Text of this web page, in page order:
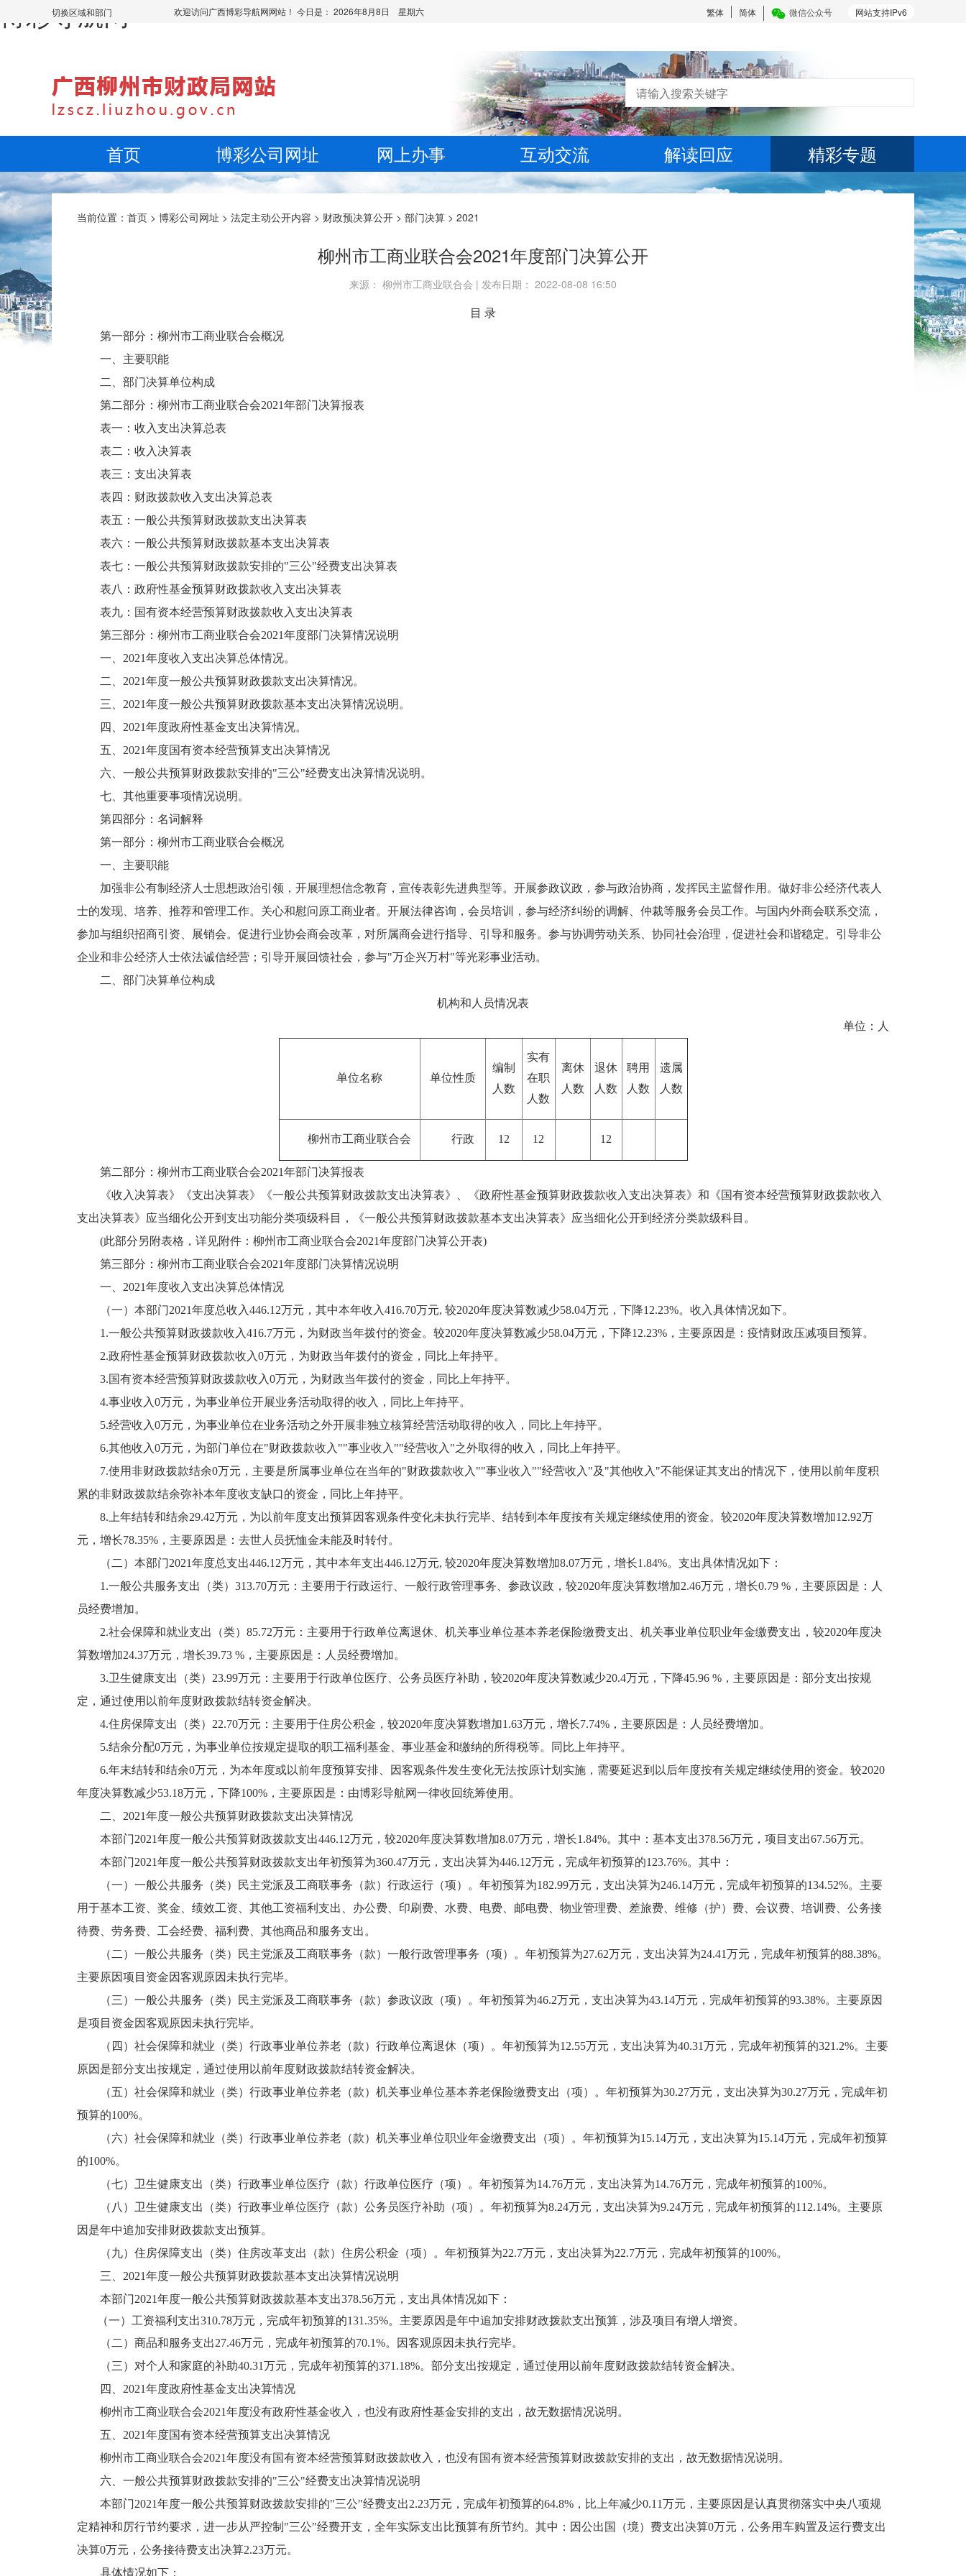
博彩导航网
切换区域和部门 网站支持IPv6
繁体 简体 微信公众号
欢迎访问广西博彩导航网网站！ 今日是： 2026年8月8日 星期六
首页 博彩公司网址 网上办事 互动交流 解读回应 精彩专题
当前位置： 首页 > 博彩公司网址 > 法定主动公开内容 > 财政预决算公开 > 部门决算 > 2021
柳州市工商业联合会2021年度部门决算公开
来源： 柳州市工商业联合会 | 发布日期： 2022-08-08 16:50
目 录
第一部分：柳州市工商业联合会概况
一、主要职能
二、部门决算单位构成
第二部分：柳州市工商业联合会2021年部门决算报表
表一：收入支出决算总表
表二：收入决算表
表三：支出决算表
表四：财政拨款收入支出决算总表
表五：一般公共预算财政拨款支出决算表
表六：一般公共预算财政拨款基本支出决算表
表七：一般公共预算财政拨款安排的"三公"经费支出决算表
表八：政府性基金预算财政拨款收入支出决算表
表九：国有资本经营预算财政拨款收入支出决算表
第三部分：柳州市工商业联合会2021年度部门决算情况说明
一、2021年度收入支出决算总体情况。
二、2021年度一般公共预算财政拨款支出决算情况。
三、2021年度一般公共预算财政拨款基本支出决算情况说明。
四、2021年度政府性基金支出决算情况。
五、2021年度国有资本经营预算支出决算情况
六、一般公共预算财政拨款安排的"三公"经费支出决算情况说明。
七、其他重要事项情况说明。
第四部分：名词解释
第一部分：柳州市工商业联合会概况
一、主要职能
加强非公有制经济人士思想政治引领，开展理想信念教育，宣传表彰先进典型等。开展参政议政，参与政治协商，发挥民主监督作用。做好非公经济代表人
士的发现、培养、推荐和管理工作。关心和慰问原工商业者。开展法律咨询，会员培训，参与经济纠纷的调解、仲裁等服务会员工作。与国内外商会联系交流，
参加与组织招商引资、展销会。促进行业协会商会改革，对所属商会进行指导、引导和服务。参与协调劳动关系、协同社会治理，促进社会和谐稳定。引导非公
企业和非公经济人士依法诚信经营；引导开展回馈社会，参与"万企兴万村"等光彩事业活动。
二、部门决算单位构成
机构和人员情况表
单位：人
单位名称 单位性质
编制
人数
实有
在职
人数
离休
人数
退休
人数
聘用
人数
遗属
人数
柳州市工商业联合会 行政 12 12 12
第二部分：柳州市工商业联合会2021年部门决算报表
《收入决算表》《支出决算表》《一般公共预算财政拨款支出决算表》、《政府性基金预算财政拨款收入支出决算表》和《国有资本经营预算财政拨款收入
支出决算表》应当细化公开到支出功能分类项级科目，《一般公共预算财政拨款基本支出决算表》应当细化公开到经济分类款级科目。
(此部分另附表格，详见附件：柳州市工商业联合会2021年度部门决算公开表)
第三部分：柳州市工商业联合会2021年度部门决算情况说明
一、2021年度收入支出决算总体情况
（一）本部门2021年度总收入446.12万元，其中本年收入416.70万元, 较2020年度决算数减少58.04万元，下降12.23%。收入具体情况如下。
1.一般公共预算财政拨款收入416.7万元，为财政当年拨付的资金。较2020年度决算数减少58.04万元，下降12.23%，主要原因是：疫情财政压减项目预算。
2.政府性基金预算财政拨款收入0万元，为财政当年拨付的资金，同比上年持平。
3.国有资本经营预算财政拨款收入0万元，为财政当年拨付的资金，同比上年持平。
4.事业收入0万元，为事业单位开展业务活动取得的收入，同比上年持平。
5.经营收入0万元，为事业单位在业务活动之外开展非独立核算经营活动取得的收入，同比上年持平。
6.其他收入0万元，为部门单位在"财政拨款收入""事业收入""经营收入"之外取得的收入，同比上年持平。
7.使用非财政拨款结余0万元，主要是所属事业单位在当年的"财政拨款收入""事业收入""经营收入"及"其他收入"不能保证其支出的情况下，使用以前年度积
累的非财政拨款结余弥补本年度收支缺口的资金，同比上年持平。
8.上年结转和结余29.42万元，为以前年度支出预算因客观条件变化未执行完毕、结转到本年度按有关规定继续使用的资金。较2020年度决算数增加12.92万
元，增长78.35%，主要原因是：去世人员抚恤金未能及时转付。
（二）本部门2021年度总支出446.12万元，其中本年支出446.12万元, 较2020年度决算数增加8.07万元，增长1.84%。支出具体情况如下：
1.一般公共服务支出（类）313.70万元：主要用于行政运行、一般行政管理事务、参政议政，较2020年度决算数增加2.46万元，增长0.79 %，主要原因是：人
员经费增加。
2.社会保障和就业支出（类）85.72万元：主要用于行政单位离退休、机关事业单位基本养老保险缴费支出、机关事业单位职业年金缴费支出，较2020年度决
算数增加24.37万元，增长39.73 %，主要原因是：人员经费增加。
3.卫生健康支出（类）23.99万元：主要用于行政单位医疗、公务员医疗补助，较2020年度决算数减少20.4万元，下降45.96 %，主要原因是：部分支出按规
定，通过使用以前年度财政拨款结转资金解决。
4.住房保障支出（类）22.70万元：主要用于住房公积金，较2020年度决算数增加1.63万元，增长7.74%，主要原因是：人员经费增加。
5.结余分配0万元，为事业单位按规定提取的职工福利基金、事业基金和缴纳的所得税等。同比上年持平。
6.年末结转和结余0万元，为本年度或以前年度预算安排、因客观条件发生变化无法按原计划实施，需要延迟到以后年度按有关规定继续使用的资金。较2020
年度决算数减少53.18万元，下降100%，主要原因是：由博彩导航网一律收回统筹使用。
二、2021年度一般公共预算财政拨款支出决算情况
本部门2021年度一般公共预算财政拨款支出446.12万元，较2020年度决算数增加8.07万元，增长1.84%。其中：基本支出378.56万元，项目支出67.56万元。
本部门2021年度一般公共预算财政拨款支出年初预算为360.47万元，支出决算为446.12万元，完成年初预算的123.76%。其中：
（一）一般公共服务（类）民主党派及工商联事务（款）行政运行（项）。年初预算为182.99万元，支出决算为246.14万元，完成年初预算的134.52%。主要
用于基本工资、奖金、绩效工资、其他工资福利支出、办公费、印刷费、水费、电费、邮电费、物业管理费、差旅费、维修（护）费、会议费、培训费、公务接
待费、劳务费、工会经费、福利费、其他商品和服务支出。
（二）一般公共服务（类）民主党派及工商联事务（款）一般行政管理事务（项）。年初预算为27.62万元，支出决算为24.41万元，完成年初预算的88.38%。
主要原因项目资金因客观原因未执行完毕。
（三）一般公共服务（类）民主党派及工商联事务（款）参政议政（项）。年初预算为46.2万元，支出决算为43.14万元，完成年初预算的93.38%。主要原因
是项目资金因客观原因未执行完毕。
（四）社会保障和就业（类）行政事业单位养老（款）行政单位离退休（项）。年初预算为12.55万元，支出决算为40.31万元，完成年初预算的321.2%。主要
原因是部分支出按规定，通过使用以前年度财政拨款结转资金解决。
（五）社会保障和就业（类）行政事业单位养老（款）机关事业单位基本养老保险缴费支出（项）。年初预算为30.27万元，支出决算为30.27万元，完成年初
预算的100%。
（六）社会保障和就业（类）行政事业单位养老（款）机关事业单位职业年金缴费支出（项）。年初预算为15.14万元，支出决算为15.14万元，完成年初预算
的100%。
（七）卫生健康支出（类）行政事业单位医疗（款）行政单位医疗（项）。年初预算为14.76万元，支出决算为14.76万元，完成年初预算的100%。
（八）卫生健康支出（类）行政事业单位医疗（款）公务员医疗补助（项）。年初预算为8.24万元，支出决算为9.24万元，完成年初预算的112.14%。主要原
因是年中追加安排财政拨款支出预算。
（九）住房保障支出（类）住房改革支出（款）住房公积金（项）。年初预算为22.7万元，支出决算为22.7万元，完成年初预算的100%。
三、2021年度一般公共预算财政拨款基本支出决算情况说明
本部门2021年度一般公共预算财政拨款基本支出378.56万元，支出具体情况如下：
（一）工资福利支出310.78万元，完成年初预算的131.35%。主要原因是年中追加安排财政拨款支出预算，涉及项目有增人增资。
（二）商品和服务支出27.46万元，完成年初预算的70.1%。因客观原因未执行完毕。
（三）对个人和家庭的补助40.31万元，完成年初预算的371.18%。部分支出按规定，通过使用以前年度财政拨款结转资金解决。
四、2021年度政府性基金支出决算情况
柳州市工商业联合会2021年度没有政府性基金收入，也没有政府性基金安排的支出，故无数据情况说明。
五、2021年度国有资本经营预算支出决算情况
柳州市工商业联合会2021年度没有国有资本经营预算财政拨款收入，也没有国有资本经营预算财政拨款安排的支出，故无数据情况说明。
六、一般公共预算财政拨款安排的"三公"经费支出决算情况说明
本部门2021年度一般公共预算财政拨款安排的"三公"经费支出2.23万元，完成年初预算的64.8%，比上年减少0.11万元，主要原因是认真贯彻落实中央八项规
定精神和厉行节约要求，进一步从严控制"三公"经费开支，全年实际支出比预算有所节约。其中：因公出国（境）费支出决算0万元，公务用车购置及运行费支出
决算0万元，公务接待费支出决算2.23万元。
具体情况如下：